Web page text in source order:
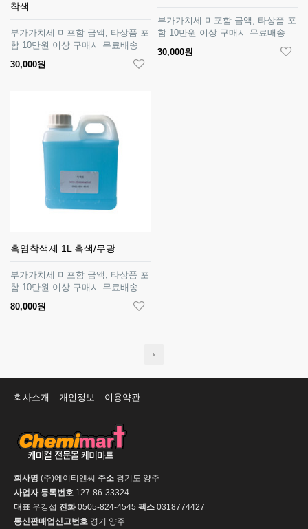
착색
부가가치세 미포함 금액, 타상품 포
함 10만원 이상 구매시 무료배송
30,000원
부가가치세 미포함 금액, 타상품 포
함 10만원 이상 구매시 무료배송
30,000원
흑염착색제 1L 흑색/무광
부가가치세 미포함 금액, 타상품 포
함 10만원 이상 구매시 무료배송
80,000원
회사소개 개인정보 이용약관
회사명 (주)에이티엔씨 주소 경기도 양주
사업자 등록번호 127-86-33324
대표 우강섭 전화0505-824-4545 팩스 0318774427
통신판매업신고번호 경기 양주